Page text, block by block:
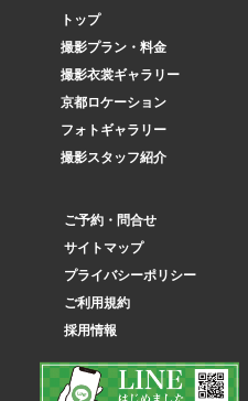
トップ
撮影プラン・料金
撮影衣裳ギャラリー
京都ロケーション
フォトギャラリー
撮影スタッフ紹介
ご予約・問合せ
サイトマップ
プライバシーポリシー
ご利用規約
採用情報